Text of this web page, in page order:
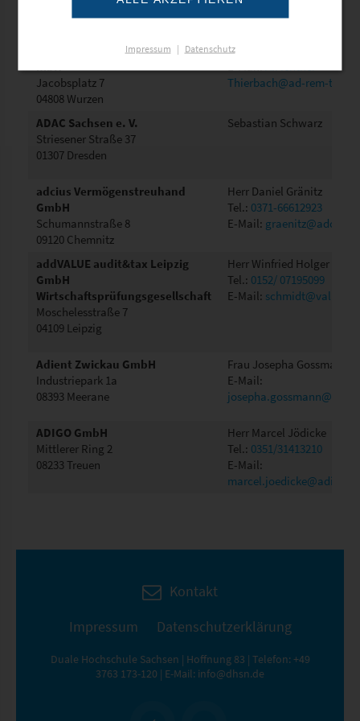
Steuerberatungs- gesellschaft
mbH
Jacobsplatz 7
04808 Wurzen
Tel.:
E-Mail:A.Fichtner-
Thierbach@ad-rem-tax.de
ADAC Sachsen e. V.
Striesener Straße 37
01307 Dresden
Sebastian Schwarz
adcius Vermögenstreuhand
GmbH
Schumannstraße 8
09120 Chemnitz
Herr Daniel Gränitz
Tel.: 0371-66612923
E-Mail:
addVALUE audit&tax Leipzig
GmbH
Wirtschaftsprüfungsgesellschaft
Moschelesstraße 7
04109 Leipzig
Herr Winfried Holger
Tel.: 0152/ 07195099
E-Mail: schmidt@value-
Adient Zwickau GmbH
Industriepark 1a
08393 Meerane
Frau Josepha Gossmann
E-Mail:
ADIGO GmbH
Mittlerer Ring 2
08233 Treuen
Herr Marcel Jödicke
Tel.: 0351/31413210
E-Mail:
Kontakt
Impressum
Datenschutzerklärung
Duale Hochschule Sachsen | Hoffnung 83 | Telefon: +49
3763 173-120 | E-Mail: info@dhsn.de
Impressum | Datenschutz